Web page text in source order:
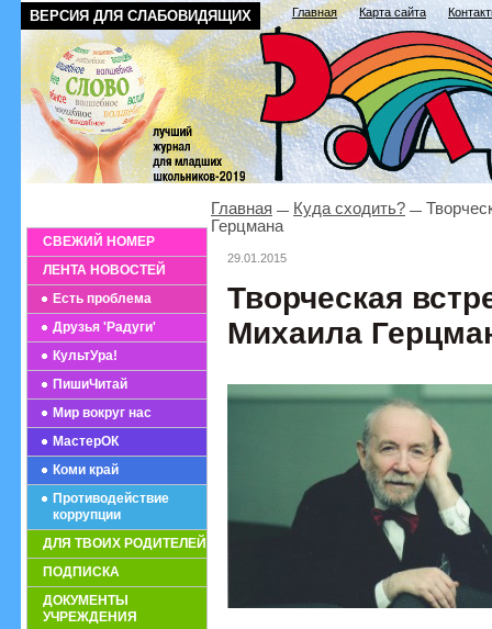
ВЕРСИЯ ДЛЯ СЛАБОВИДЯЩИХ Главная Карта сайта
СВЕЖИЙ НОМЕР
ЛЕНТА НОВОСТЕЙ
Есть проблема
Друзья 'Радуги'
КультУра!
ПишиЧитай
Мир вокруг нас
МастерОК
Коми край
Противодействие
коррупции
ДЛЯ ТВОИХ РОДИТЕЛЕЙ
ПОДПИСКА
ДОКУМЕНТЫ
УЧРЕЖДЕНИЯ
Главная Куда сходить?
Герцмана
29.01.2015
Творческая
Михаила